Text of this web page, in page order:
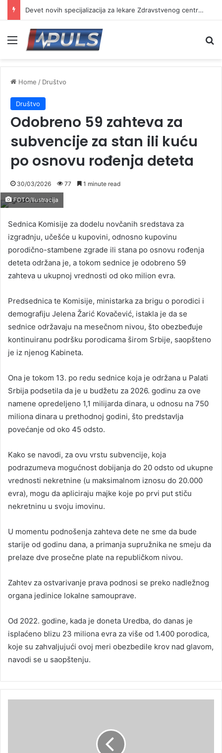
Devet novih specijalizacija za lekare Zdravstvenog centra Vranje
Menu
Home / Društvo
Društvo
Odobreno 59 zahteva za
subvencije za stan ili kuću
po osnovu rođenja deteta
30/03/2026 77 1 minute read
FOTO/Ilustracija
Sednica Komisije za dodelu novčanih sredstava za
izgradnju, učešće u kupovini, odnosno kupovinu
porodično-stambene zgrade ili stana po osnovu rođenja
deteta održana je, a tokom sednice je odobreno 59
zahteva u ukupnoj vrednosti od oko milion evra.
Predsednica te Komisije, ministarka za brigu o porodici i
demografiju Jelena Žarić Kovačević, istakla je da se
sednice održavaju na mesečnom nivou, što obezbeđuje
kontinuiranu podršku porodicama širom Srbije, saopšteno
je iz njenog Kabineta.
Ona je tokom 13. po redu sednice koja je održana u Palati
Srbija podsetila da je u budžetu za 2026. godinu za ove
namene opredeljeno 1,1 milijarda dinara, u odnosu na 750
miliona dinara u prethodnoj godini, što predstavlja
povećanje od oko 45 odsto.
Kako se navodi, za ovu vrstu subvencije, koja
podrazumeva mogućnost dobijanja do 20 odsto od ukupne
vrednosti nekretnine (u maksimalnom iznosu do 20.000
evra), mogu da apliciraju majke koje po prvi put stiču
nekretninu u svoju imovinu.
U momentu podnošenja zahteva dete ne sme da bude
starije od godinu dana, a primanja supružnika ne smeju da
prelaze dve prosečne plate na republičkom nivou.
Zahtev za ostvarivanje prava podnosi se preko nadležnog
organa jedinice lokalne samouprave.
Od 2022. godine, kada je doneta Uredba, do danas je
isplaćeno blizu 23 miliona evra za više od 1.400 porodica,
koje su zahvaljujući ovoj meri obezbedile krov nad glavom,
navodi se u saopštenju.